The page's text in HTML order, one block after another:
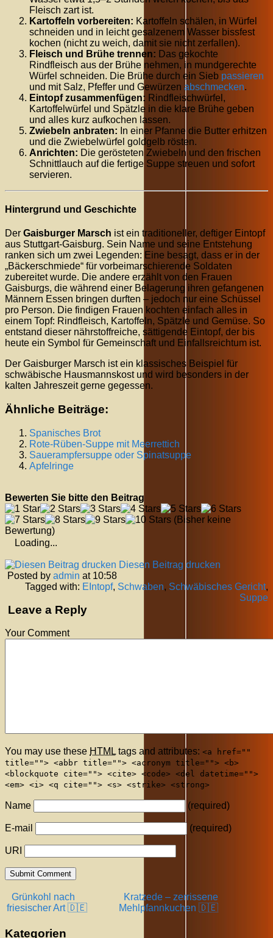
Fleisch zart ist.
Kartoffeln vorbereiten: Kartoffeln schälen, in Würfel
schneiden und in leicht gesalzenem Wasser bissfest
kochen (nicht zu weich, damit sie nicht zerfallen).
Fleisch und Brühe trennen: Das gekochte
Rindfleisch aus der Brühe nehmen, in mundgerechte
Würfel schneiden. Die Brühe durch ein Sieb passieren
und mit Salz, Pfeffer und Gewürzen abschmecken.
Eintopf zusammenfügen: Rindfleischwürfel,
Kartoffelwürfel und Spätzle in die klare Brühe geben
und alles kurz aufkochen lassen.
Zwiebeln anbraten: In einer Pfanne die Butter erhitzen
und die Zwiebelwürfel goldgelb rösten.
Anrichten: Die gerösteten Zwiebeln und den frischen
Schnittlauch auf die fertige Suppe streuen und sofort
servieren.
Hintergrund und Geschichte
Der Gaisburger Marsch ist ein traditioneller, deftiger Eintopf
aus Stuttgart-Gaisburg. Sein Name und seine Entstehung
ranken sich um zwei Legenden: Eine besagt, dass er in der
„Bäckerschmiede“ für vorbeimarschierende Soldaten
zubereitet wurde. Die andere erzählt von den Frauen
Gaisburgs, die während einer Belagerung ihren gefangenen
Männern Essen bringen durften – jedoch nur eine Schüssel
pro Person. Die findigen Frauen kochten einfach alles in
einem Topf: Rindfleisch, Kartoffeln, Spätzle und Gemüse. So
entstand dieser nährstoffreiche, sättigende Eintopf, der bis
heute ein Symbol für Gemeinschaft und Einfallsreichtum ist.
Der Gaisburger Marsch ist ein klassisches Beispiel für
schwäbische Hausmannskost und wird besonders in der
kalten Jahreszeit gerne gegessen.
Ähnliche Beiträge:
Spanisches Brot
Rote-Rüben-Suppe mit Meerrettich
Sauerampfersuppe oder Spinatsuppe
Apfelringe
Bewerten Sie bitte den Beitrag
(Bisher keine
Bewertung)
Loading...
Diesen Beitrag drucken
Posted by admin at 10:58
Tagged with: EIntopf, Schwaben, Schwäbisches Gericht,
Suppe
Leave a Reply
Your Comment
You may use these HTMLtags and attributes: <a href=""
title=""> <abbr title=""> <acronym title=""> <b>
<blockquote cite=""> <cite> <code> <del datetime="">
<em> <i> <q cite=""> <s> <strike> <strong>
Name (required)
E-mail (required)
URI
Grünkohl nach
friesischer Art 🇩🇪
Kratzede – zerrissene
Mehlpfannkuchen 🇩🇪
Kategorien